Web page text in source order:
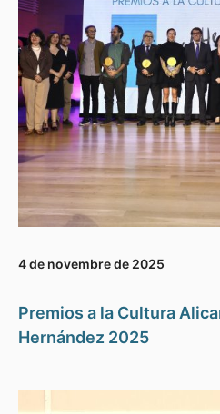
4 de novembre de 2025
Premios a la Cultura
Hernández 2025